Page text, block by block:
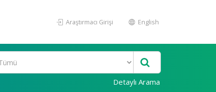
Araştırmacı Girişi English
Detaylı Arama